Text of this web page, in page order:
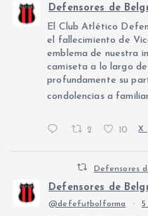
Defensores de
El Club Atlético
el fallecimiento de
emblema de nuestra
camiseta a lo largo
profundamente su
condolencias a
2 10 X
Defensores
Defensores de
@defefutbolforma · 5